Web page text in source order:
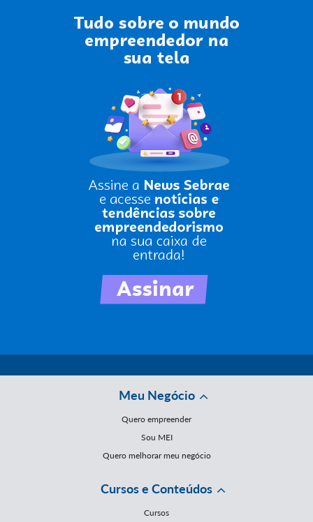
Meu Negócio
Quero empreender
Sou MEI
Quero melhorar meu negócio
Cursos e Conteúdos
Cursos